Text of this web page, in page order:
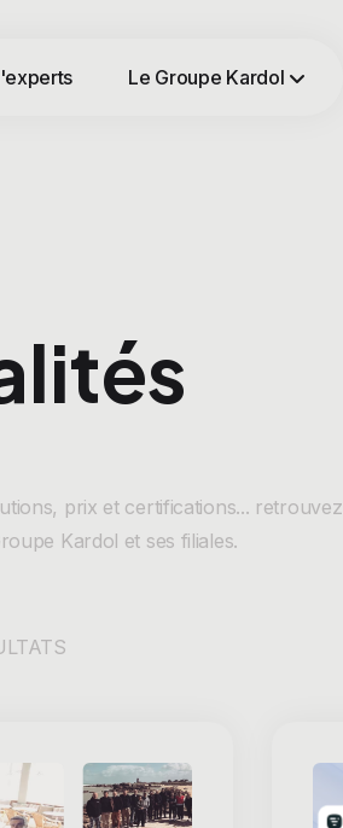
Le Groupe Kardol
prix et certifications... retrouvez
Kardol et ses filiales.